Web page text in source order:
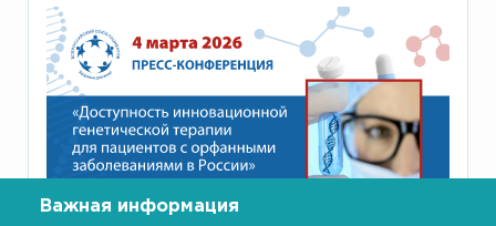
Важная информация